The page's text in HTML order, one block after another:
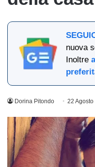
nuova
Inoltre
Dorina Pitondo 22 Agosto